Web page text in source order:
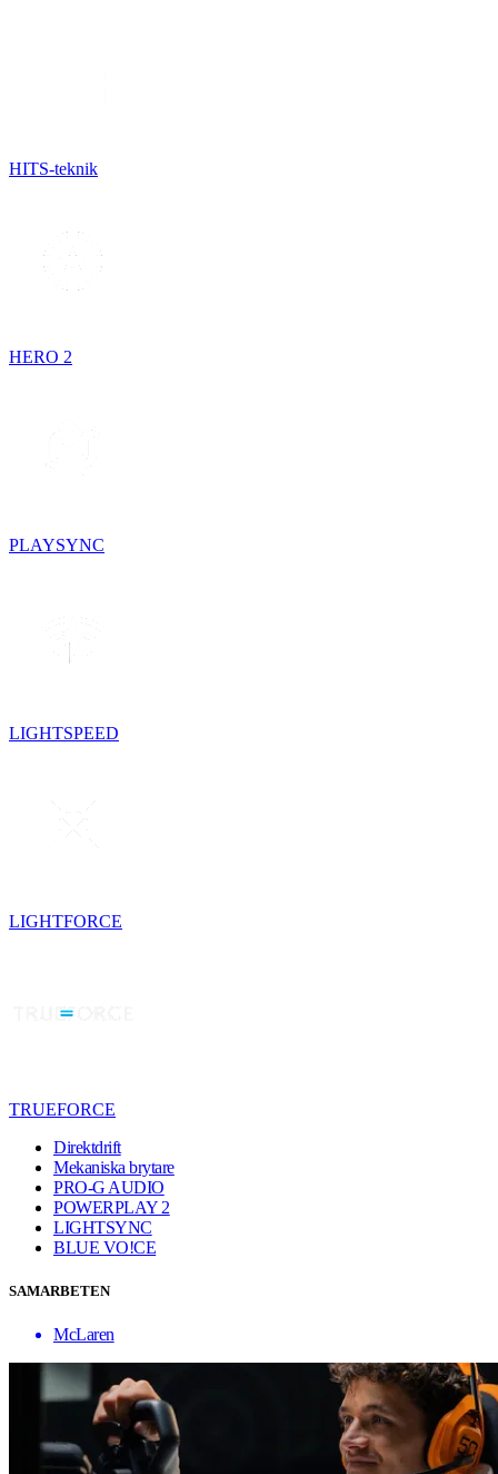
HITS-teknik
HERO 2
PLAYSYNC
LIGHTSPEED
LIGHTFORCE
TRUEFORCE
Direktdrift
Mekaniska brytare
PRO-G AUDIO
POWERPLAY 2
LIGHTSYNC
BLUE VO!CE
SAMARBETEN
McLaren